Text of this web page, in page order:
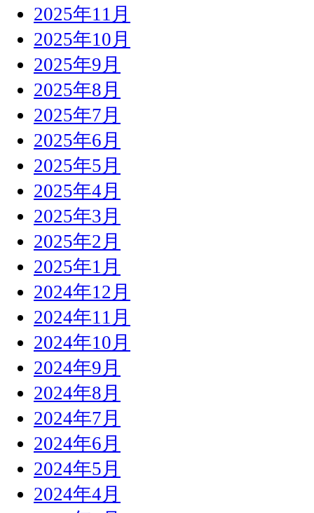
2025年11月
2025年10月
2025年9月
2025年8月
2025年7月
2025年6月
2025年5月
2025年4月
2025年3月
2025年2月
2025年1月
2024年12月
2024年11月
2024年10月
2024年9月
2024年8月
2024年7月
2024年6月
2024年5月
2024年4月